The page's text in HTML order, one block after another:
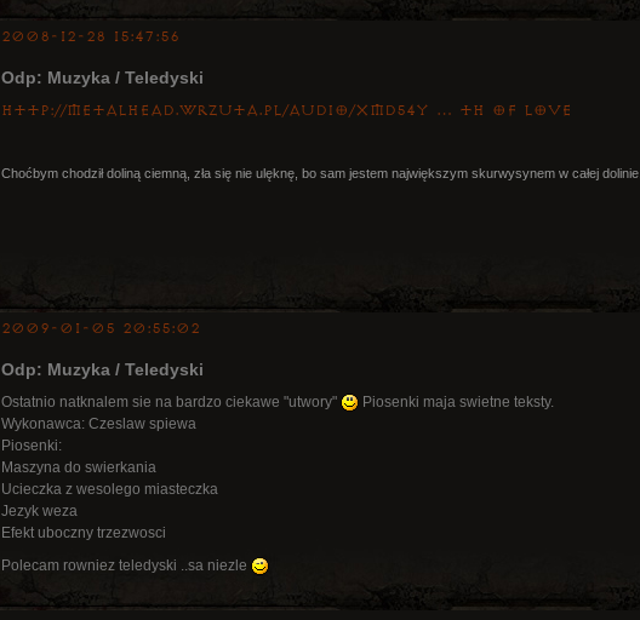
2008-12-28 15:47:56
Odp: Muzyka / Teledyski
http://metalhead.wrzuta.pl/audio/xMd54Y … th_of_love
Choćbym chodził doliną ciemną, zła się nie ulęknę, bo sam jestem największym skurwysynem w całej dolinie.
2009-01-05 20:55:02
Odp: Muzyka / Teledyski
Ostatnio natknalem sie na bardzo ciekawe "utwory"
Piosenki maja swietne teksty.
Wykonawca: Czeslaw spiewa
Piosenki:
Maszyna do swierkania
Ucieczka z wesolego miasteczka
Jezyk weza
Efekt uboczny trzezwosci
Polecam rowniez teledyski ..sa niezle